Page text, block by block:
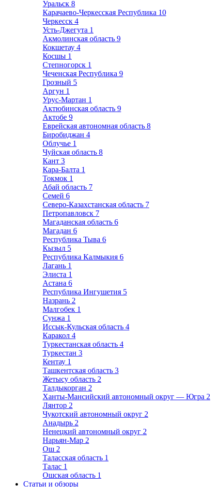
Уральск 8
Карачаево-Черкесская Республика 10
Черкесск 4
Усть-Джегута 1
Акмолинская область 9
Кокшетау 4
Косшы 1
Степногорск 1
Чеченская Республика 9
Грозный 5
Аргун 1
Урус-Мартан 1
Актюбинская область 9
Актобе 9
Еврейская автономная область 8
Биробиджан 4
Облучье 1
Чуйская область 8
Кант 3
Кара-Балта 1
Токмок 1
Абай область 7
Семей 6
Северо-Казахстанская область 7
Петропавловск 7
Магаданская область 6
Магадан 6
Республика Тыва 6
Кызыл 5
Республика Калмыкия 6
Лагань 1
Элиста 1
Астана 6
Республика Ингушетия 5
Назрань 2
Малгобек 1
Сунжа 1
Иссык-Кульская область 4
Каракол 4
Туркестанская область 4
Туркестан 3
Кентау 1
Ташкентская область 3
Жетысу область 2
Талдыкорган 2
Ханты-Мансийский автономный округ — Югра 2
Лянтор 2
Чукотский автономный округ 2
Анадырь 2
Ненецкий автономный округ 2
Нарьян-Мар 2
Ош 2
Таласская область 1
Талас 1
Ошская область 1
Статьи и обзоры